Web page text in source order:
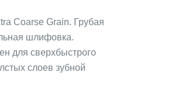
Coarse Grain. Грубая
шлифовка.
для сверхбыстрого
слоев зубной